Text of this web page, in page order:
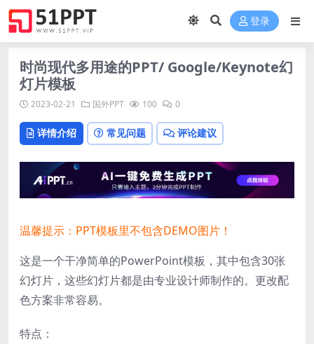
登录
时尚现代多用途的PPT/ Google/Keynote幻
灯片模板
2023-02-21 国外PPT 100 0
详情介绍 常见问题 评论建议
温馨提示：PPT模板里不包含DEMO图片！
这是一个干净简单的PowerPoint模板，其中包含30张
幻灯片，这些幻灯片都是由专业设计师制作的。更改配
色方案非常容易。
特点：